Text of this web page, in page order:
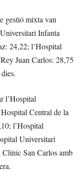
gestió mixta van
Infanta
24,22; l’Hospital
Juan Carlos: 28,75
l’Hospital
Central de la
l’Hospital
Universitari
San Carlos amb